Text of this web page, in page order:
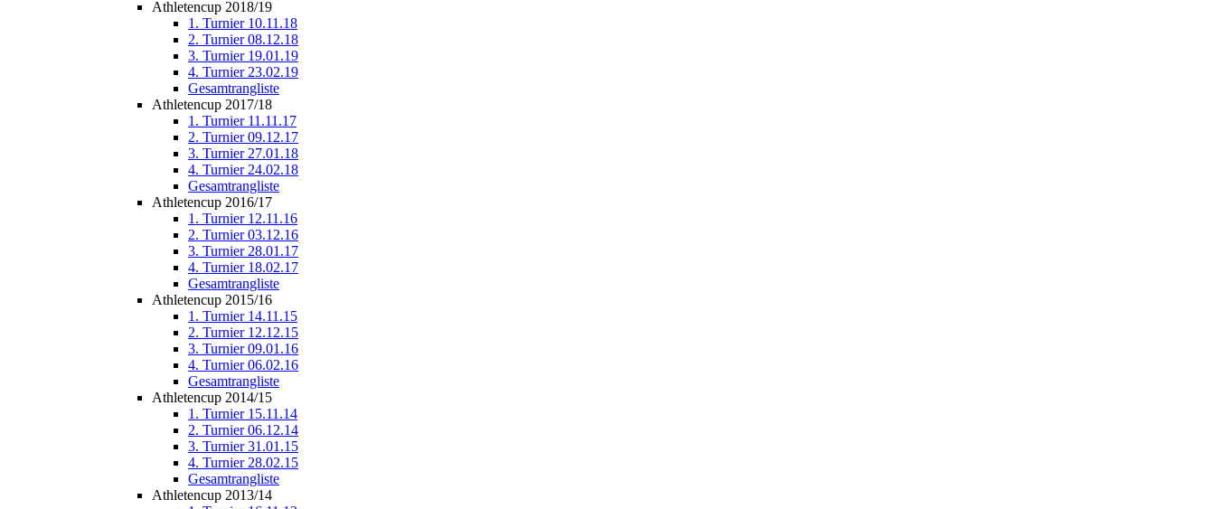
Athletencup 2018/19
1. Turnier 10.11.18
2. Turnier 08.12.18
3. Turnier 19.01.19
4. Turnier 23.02.19
Gesamtrangliste
Athletencup 2017/18
1. Turnier 11.11.17
2. Turnier 09.12.17
3. Turnier 27.01.18
4. Turnier 24.02.18
Gesamtrangliste
Athletencup 2016/17
1. Turnier 12.11.16
2. Turnier 03.12.16
3. Turnier 28.01.17
4. Turnier 18.02.17
Gesamtrangliste
Athletencup 2015/16
1. Turnier 14.11.15
2. Turnier 12.12.15
3. Turnier 09.01.16
4. Turnier 06.02.16
Gesamtrangliste
Athletencup 2014/15
1. Turnier 15.11.14
2. Turnier 06.12.14
3. Turnier 31.01.15
4. Turnier 28.02.15
Gesamtrangliste
Athletencup 2013/14